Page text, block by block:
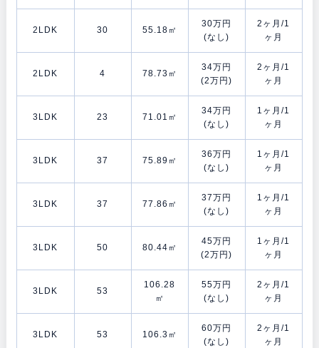
2LDK 30 55.18㎡
30万円
(なし)
2ヶ月/1
ヶ月
2LDK 4 78.73㎡
34万円
(2万円)
2ヶ月/1
ヶ月
3LDK 23 71.01㎡
34万円
(なし)
1ヶ月/1
ヶ月
3LDK 37 75.89㎡
36万円
(なし)
1ヶ月/1
ヶ月
3LDK 37 77.86㎡
37万円
(なし)
1ヶ月/1
ヶ月
3LDK 50 80.44㎡
45万円
(2万円)
1ヶ月/1
ヶ月
3LDK 53
106.28
㎡
55万円
(なし)
2ヶ月/1
ヶ月
3LDK 53 106.3㎡
60万円
(なし)
2ヶ月/1
ヶ月